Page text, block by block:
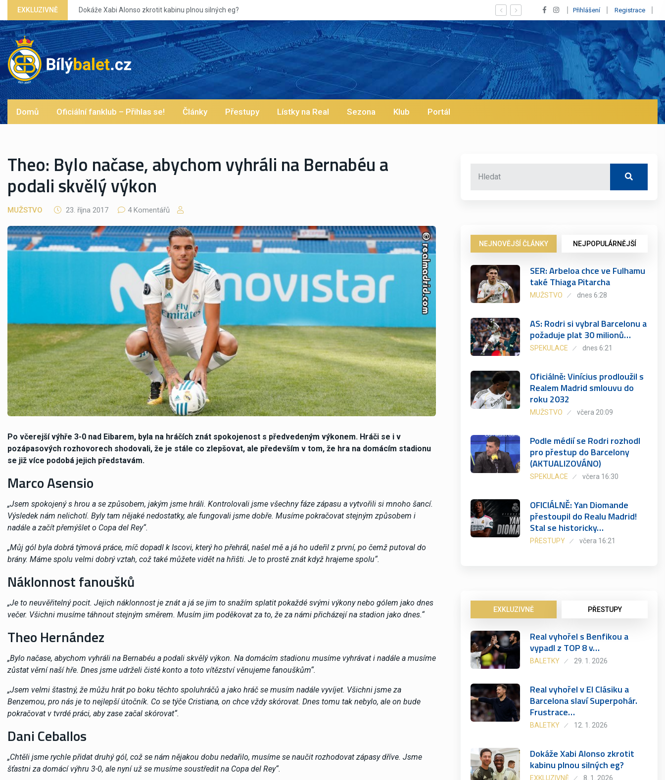
EXKLUZIVNĚ
Dokáže Xabi Alonso zkrotit kabinu plnou silných eg? Vypískaný Vinícius! Blíží se jeho odchod z Realu a pustí se klub na trh
Přihlášení Registrace
Domů Oficiální fanklub – Přihlas se! Články Přestupy Lístky na Real Sezona Klub Portál
Theo: Bylo načase, abychom vyhráli na Bernabéu a
podali skvělý výkon
MUŽSTVO 23. října 2017 4 Komentářů
Po včerejší výhře 3-0 nad Eibarem, byla na hráčích znát spokojenost s předvedeným výkonem. Hráči se i v
pozápasových rozhovorech shodovali, že je stále co zlepšovat, ale především v tom, že hra na domácím stadionu
se již více podobá jejich představám.
Marco Asensio
„Jsem spokojený s hrou a se způsobem, jakým jsme hráli. Kontrolovali jsme všechny fáze zápasu a vytvořili si mnoho šancí.
Výsledek nám nelichotí. Byly tam nějaké nedostatky, ale fungovali jsme dobře. Musíme pokračovat stejným způsobem i
nadále a začít přemýšlet o Copa del Rey“.
„Můj gól byla dobrá týmová práce, míč dopadl k Iscovi, který ho přehrál, našel mě a já ho udeřil z první, po čemž putoval do
brány. Máme spolu velmi dobrý vztah, což také můžete vidět na hřišti. Je to prostě znát když hrajeme spolu“.
Náklonnost fanoušků
„Je to neuvěřitelný pocit. Jejich náklonnost je znát a já se jim to snažím splatit pokaždé svými výkony nebo gólem jako dnes
večer. Všichni musíme táhnout stejným směrem. Musím jim poděkovat za to, že za námi přicházejí na stadion jako dnes.“
Theo Hernández
„Bylo načase, abychom vyhráli na Bernabéu a podali skvělý výkon. Na domácím stadionu musíme vyhrávat i nadále a musíme
zůstat věrní naší hře. Dnes jsme udrželi čisté konto a toto vítězství věnujeme fanouškům“.
„Jsem velmi štastný, že můžu hrát po boku těchto spoluhráčů a jako hráč se musím nadále vyvíjet. Všichni jsme za
Benzemou, pro nás je to nejlepší útočník. Co se týče Cristiana, on chce vždy skórovat. Dnes tomu tak nebylo, ale on bude
pokračovat v tvrdé práci, aby zase začal skórovat“.
Dani Ceballos
„Chtěli jsme rychle přidat druhý gól, což se nám nějakou dobu nedařilo, musíme se naučit rozhodovat zápasy dříve. Jsme
šťastni za domácí výhru 3-0, ale nyní už se musíme soustředit na Copa del Rey“.
NEJNOVĚJŠÍ ČLÁNKY NEJPOPULÁRNĚJŠÍ
SER: Arbeloa chce ve Fulhamu
také Thiaga Pitarcha
MUŽSTVO dnes 6:28
AS: Rodri si vybral Barcelonu a
požaduje plat 30 milionů…
SPEKULACE dnes 6:21
Oficiálně: Vinícius prodloužil s
Realem Madrid smlouvu do
roku 2032
MUŽSTVO včera 20:09
Podle médií se Rodri rozhodl
pro přestup do Barcelony
(AKTUALIZOVÁNO)
SPEKULACE včera 16:30
OFICIÁLNĚ: Yan Diomande
přestoupil do Realu Madrid!
Stal se historicky…
PŘESTUPY včera 16:21
EXKLUZIVNĚ PŘESTUPY
Real vyhořel s Benfikou a
vypadl z TOP 8 v…
BALETKY 29. 1. 2026
Real vyhořel v El Clásiku a
Barcelona slaví Superpohár.
Frustrace…
BALETKY 12. 1. 2026
Dokáže Xabi Alonso zkrotit
kabinu plnou silných eg?
EXKLUZIVNĚ 8. 1. 2026